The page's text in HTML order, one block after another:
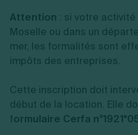
Attention : si votre
Moselle ou dans un
mer, les formalités sont
impôts des entreprises.
Cette inscription doit
début de la location. Elle
formulaire Cerfa